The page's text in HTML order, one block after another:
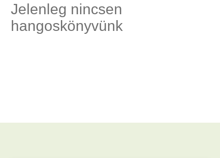
Jelenleg nincsen
hangoskönyvünk